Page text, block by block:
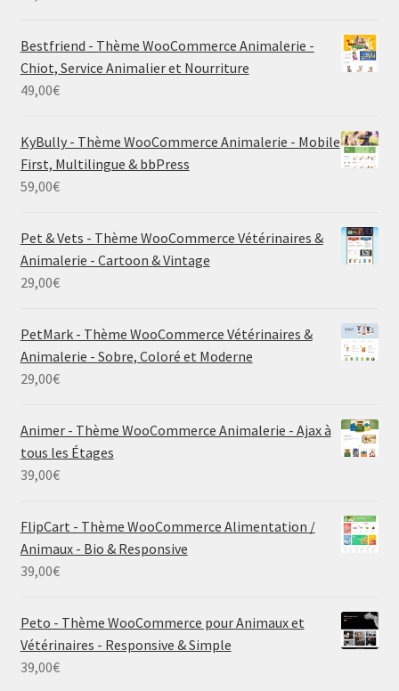
Bestfriend - Thème WooCommerce Animalerie -
Chiot, Service Animalier et Nourriture
49,00€
KyBully - Thème WooCommerce Animalerie - Mobile
First, Multilingue & bbPress
59,00€
Pet & Vets - Thème WooCommerce Vétérinaires &
Animalerie - Cartoon & Vintage
29,00€
PetMark - Thème WooCommerce Vétérinaires &
Animalerie - Sobre, Coloré et Moderne
29,00€
Animer - Thème WooCommerce Animalerie - Ajax à
tous les Étages
39,00€
FlipCart - Thème WooCommerce Alimentation /
Animaux - Bio & Responsive
39,00€
Peto - Thème WooCommerce pour Animaux et
Vétérinaires - Responsive & Simple
39,00€